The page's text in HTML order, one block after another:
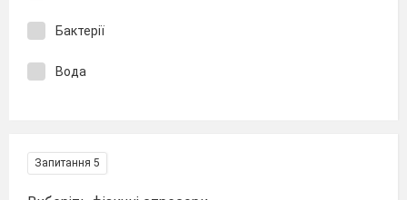
Бактерії
Вода
Запитання 5